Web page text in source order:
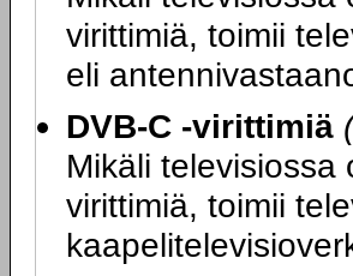
virittimiä, toimii
eli
DVB-C -virittimiä (
Mikäli televisiossa
virittimiä, toimii